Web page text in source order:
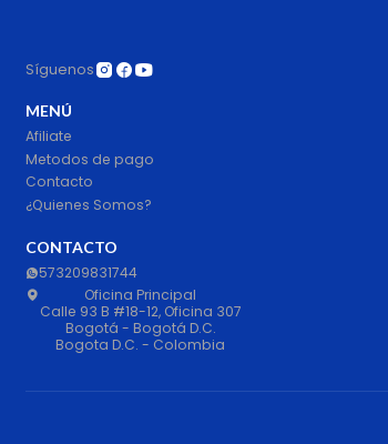
Síguenos
MENÚ
Afiliate
Metodos de pago
Contacto
¿Quienes Somos?
CONTACTO
573209831744
Oficina Principal
Calle 93 B #18-12, Oficina 307
Bogotá - Bogotá D.C.
Bogota D.C. - Colombia